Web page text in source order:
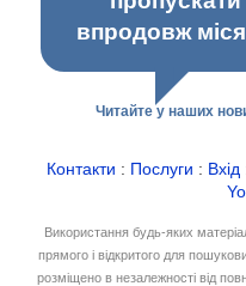
впродовж
Читайте у наших
Контакти : Послуги : Вхід
Використання будь-яких
прямого і відкритого для
розміщено в незалежності від